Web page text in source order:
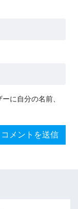
に自分の名前、